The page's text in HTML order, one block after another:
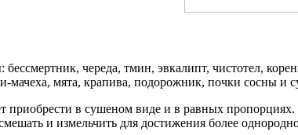
череда, тмин, эвкалипт, чистотел,
мачеха, мята, крапива, подорожник, почки сосны и
приобрести в сушеном виде и в равных
и измельчить для достижения более